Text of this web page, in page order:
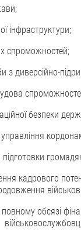
інфраструктури;
спроможностей;
з диверсійно-
безпеки
кадрового
обсязі